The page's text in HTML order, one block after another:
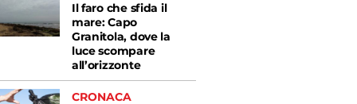
Il faro che sfida il
mare: Capo
Granitola, dove la
luce scompare
all’orizzonte
CRONACA